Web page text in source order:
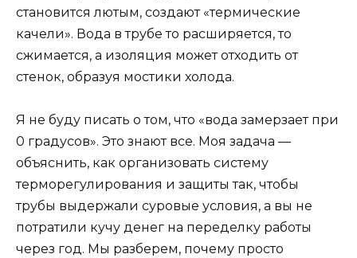
становится лютым, создают «термические
качели». Вода в трубе то расширяется, то
сжимается, а изоляция может отходить от
стенок, образуя мостики холода.
Я не буду писать о том, что «вода замерзает при
0 градусов». Это знают все. Моя задача —
объяснить, как организовать систему
терморегулирования и защиты так, чтобы
трубы выдержали суровые условия, а вы не
потратили кучу денег на переделку работы
через год. Мы разберем, почему просто